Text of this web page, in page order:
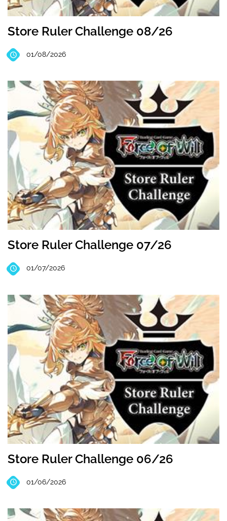
Store Ruler Challenge 08/26
01/08/2026
Store Ruler Challenge 07/26
01/07/2026
Store Ruler Challenge 06/26
01/06/2026